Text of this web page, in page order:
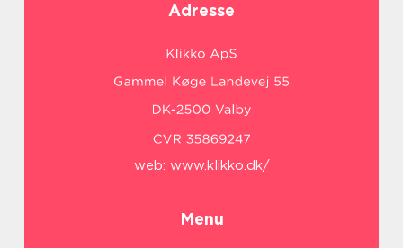
Adresse
web: www.klikko.dk/
Menu